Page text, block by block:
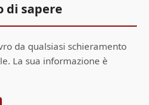
di sapere
da qualsiasi schieramento
La sua informazione è